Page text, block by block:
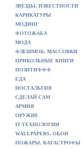
ЗВЕЗДЫ, ИЗВЕСТНОСТИ
КАРИКАТУРЫ
МОДИНГ
ФОТОЖАБА
МОДА
ФЛЕШМОБ, МАССОВКИ
ПРИКОЛЬНЫЕ КНИГИ
ПОЗИТИФФФ
ЕДА
НОСТАЛЬГИЯ
СДЕЛАЙ САМ
АРМИЯ
ОРУЖИЕ
IT-ТЕХНОЛОГИИ
WALLPAPERS, ОБОИ
ПОЖАРЫ, КАТАСТРОФЫ